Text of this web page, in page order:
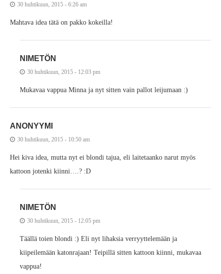
30 huhtikuun, 2015 - 6:26 am
Mahtava idea tätä on pakko kokeilla!
NIMETÖN
30 huhtikuun, 2015 - 12:03 pm
Mukavaa vappua Minna ja nyt sitten vain pallot leijumaan :)
ANONYYMI
30 huhtikuun, 2015 - 10:50 am
Hei kiva idea, mutta nyt ei blondi tajua, eli laitetaanko narut myös
kattoon jotenki kiinni….? :D
NIMETÖN
30 huhtikuun, 2015 - 12:05 pm
Täällä toien blondi :) Eli nyt lihaksia verryyttelemään ja
kiipeilemään katonrajaan! Teipillä sitten kattoon kiinni, mukavaa
vappua!